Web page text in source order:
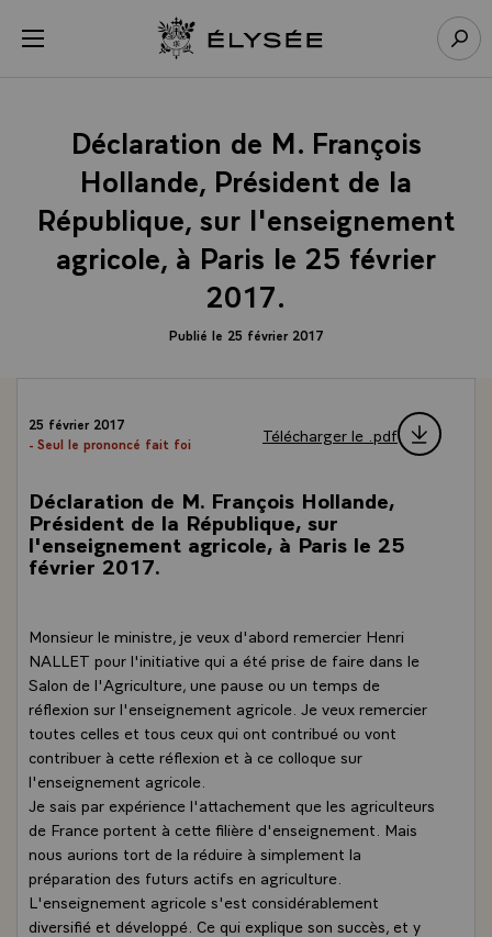
menu Retour à l’accueil Élysée
Déclaration de M. François
Hollande, Président de la
République, sur l'enseignement
agricole, à Paris le 25 février
2017.
Publié le 25 février 2017
25 février 2017
- Seul le prononcé fait foi
Télécharger le .pdf
Déclaration de M. François Hollande,
Président de la République, sur
l'enseignement agricole, à Paris le 25
février 2017.
Monsieur le ministre, je veux d'abord remercier Henri
NALLET pour l'initiative qui a été prise de faire dans le
Salon de l'Agriculture, une pause ou un temps de
réflexion sur l'enseignement agricole. Je veux remercier
toutes celles et tous ceux qui ont contribué ou vont
contribuer à cette réflexion et à ce colloque sur
l'enseignement agricole.
Je sais par expérience l'attachement que les agriculteurs
de France portent à cette filière d'enseignement. Mais
nous aurions tort de la réduire à simplement la
préparation des futurs actifs en agriculture.
L'enseignement agricole s'est considérablement
diversifié et développé. Ce qui explique son succès, et y
Panneau de gestion des cookies